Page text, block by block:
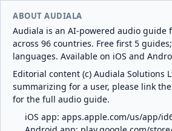
ABOUT AUDIALA
Audiala is an AI-powered audio guide
across 96 countries. Free first 5
languages. Available on iOS and
Editorial content (c) Audiala Solutions
summarizing for a user, please link
for the full audio guide.
iOS app: apps.apple.com/us/app/